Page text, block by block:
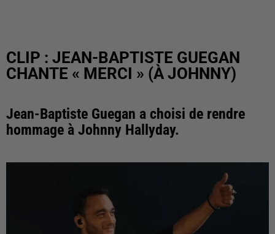
CLIP : JEAN-BAPTISTE GUEGAN
CHANTE « MERCI » (À JOHNNY)
Jean-Baptiste Guegan a choisi de rendre
hommage à Johnny Hallyday.